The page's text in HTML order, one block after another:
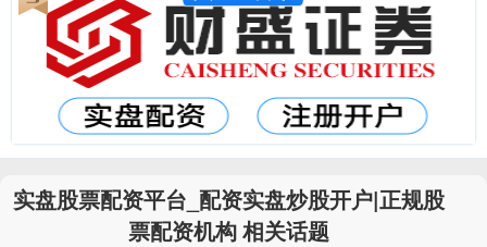
实盘股票配资平台_配资实盘炒股开户|正规股
票配资机构 相关话题